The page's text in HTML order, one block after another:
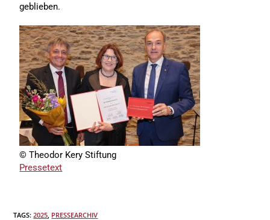
geblieben.
© Theodor Kery Stiftung
Pressetext
TAGS:2025, PRESSEARCHIV